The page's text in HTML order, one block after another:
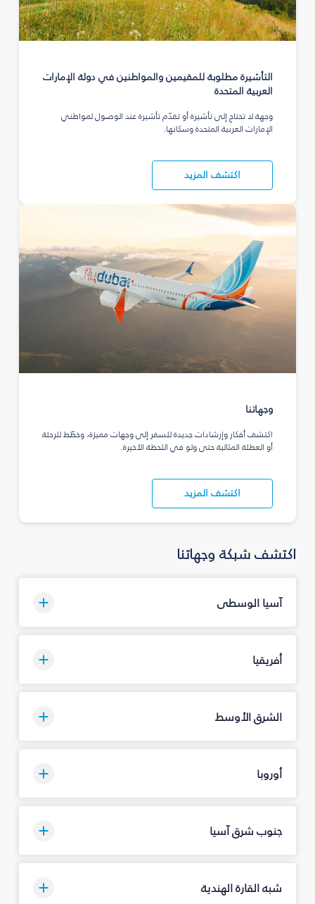
التأشيرة مطلوبة للمقيمين والمواطنين في دولة الإمارات
العربية المتحدة
وجهة لا تحتاج إلى تأشيرة أو تقدّم تأشيرة عند الوصول لمواطني
الإمارات العربية المتحدة وسكانها.
اكتشف المزيد
وجهاتنا
اكتشف أفكار وإرشادات جديدة للسفر إلى وجهات مميزة، وخطّط للرحلة
أو العطلة المثالية حتى ولو في اللحظة الأخيرة.
اكتشف المزيد
اكتشف شبكة وجهاتنا
آسيا الوسطى
أفريقيا
الشرق الأوسط
أوروبا
جنوب شرق آسيا
شبه القارة الهندية